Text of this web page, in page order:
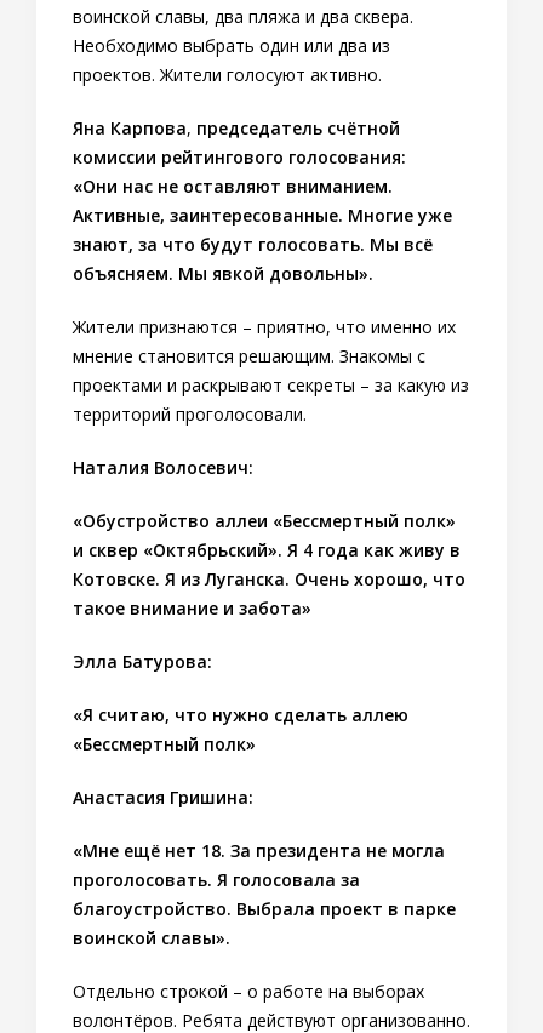
воинской славы, два пляжа и два сквера.
Необходимо выбрать один или два из
проектов. Жители голосуют активно.
Яна Карпова, председатель счётной
комиссии рейтингового голосования:
«Они нас не оставляют вниманием.
Активные, заинтересованные. Многие уже
знают, за что будут голосовать. Мы всё
объясняем. Мы явкой довольны».
Жители признаются – приятно, что именно их
мнение становится решающим. Знакомы с
проектами и раскрывают секреты – за какую из
территорий проголосовали.
Наталия Волосевич:
«Обустройство аллеи «Бессмертный полк»
и сквер «Октябрьский». Я 4 года как живу в
Котовске. Я из Луганска. Очень хорошо, что
такое внимание и забота»
Элла Батурова:
«Я считаю, что нужно сделать аллею
«Бессмертный полк»
Анастасия Гришина:
«Мне ещё нет 18. За президента не могла
проголосовать. Я голосовала за
благоустройство. Выбрала проект в парке
воинской славы».
Отдельно строкой – о работе на выборах
волонтёров. Ребята действуют организованно.